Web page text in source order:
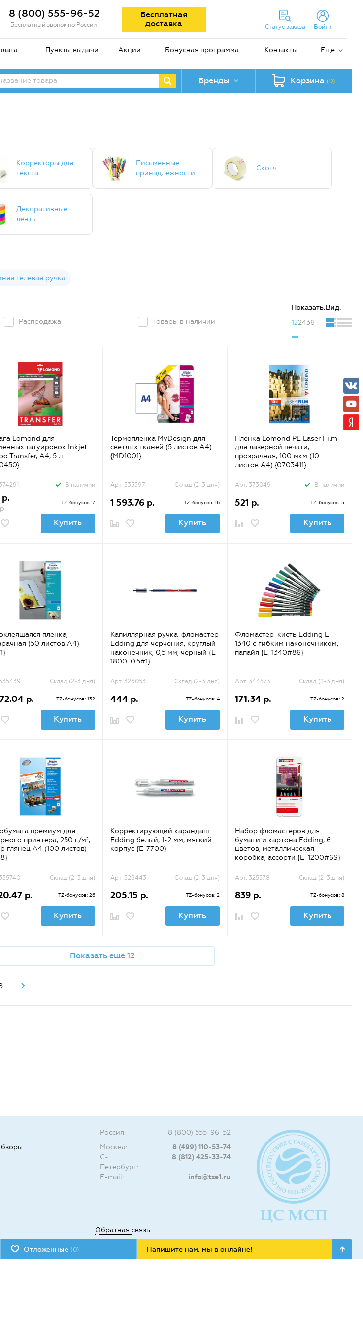
8 (800) 555-96-52
Бесплатный звонок по России
Бесплатная
доставка
Статус заказа Войти
Пункты выдачи Акции Бонусная программа Контакты Еще
Бренды Корзина (0)
Корректоры для
текста
Письменные
принадлежности
Скотч
Декоративные
ленты
гелевая ручка
Распродажа Товары в наличии
Показать:
122436
Вид:
Lomond для
татуировок Inkjet
Transfer, А4, 5 л
В наличии
р. TZ-бонусов: 7
Купить
Термопленка MyDesign для
светлых тканей (5 листов A4)
{MD1001}
Арт. 335397 Склад (2-3 дня)
1 593.76 р. TZ-бонусов: 16
Купить
Пленка Lomond PE Laser Film
для лазерной печати,
прозрачная, 100 мкм (10
листов А4) {0703411}
Арт. 373049 В наличии
521 р. TZ-бонусов: 5
Купить
пленка,
(50 листов A4)
Склад (2-3 дня)
р. TZ-бонусов: 132
Купить
Капиллярная ручка-фломастер
Edding для черчения, круглый
наконечник, 0,5 мм, черный {E-
1800-0.5#1}
Арт. 326053 Склад (2-3 дня)
444 р. TZ-бонусов: 4
Купить
Фломастер-кисть Edding E-
1340 с гибким наконечником,
папайя {E-1340#86}
Арт. 344573 Склад (2-3 дня)
171.34 р. TZ-бонусов: 2
Купить
премиум для
принтера, 250 г/м²,
глянец А4 (100 листов)
Склад (2-3 дня)
р. TZ-бонусов: 26
Купить
Корректирующий карандаш
Edding белый, 1-2 мм, мягкий
корпус {E-7700}
Арт. 326443 Склад (2-3 дня)
205.15 р. TZ-бонусов: 2
Купить
Набор фломастеров для
бумаги и картона Edding, 6
цветов, металлическая
коробка, ассорти {E-1200#6S}
Арт. 325578 Склад (2-3 дня)
839 р. TZ-бонусов: 8
Купить
Показать еще 12
Россия:
8 (800) 555-96-52
Москва:
8 (499) 110-53-74
С-
Петербург:
8 (812) 425-33-74
E-mail: info@tze1.ru
Обратная связь
Отложенные (0) Напишите нам, мы в онлайне!